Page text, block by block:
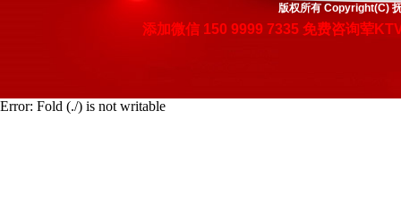
版权所有 Copyright(C)
添加微信150 9999 7335 免费咨询荤
Error: Fold (./) is not writable